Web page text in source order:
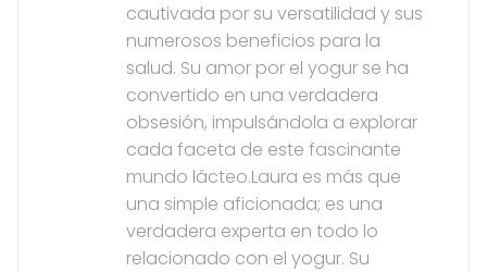
cautivada por su versatilidad y sus
numerosos beneficios para la
salud. Su amor por el yogur se ha
convertido en una verdadera
obsesión, impulsándola a explorar
cada faceta de este fascinante
mundo lácteo.Laura es más que
una simple aficionada; es una
verdadera experta en todo lo
relacionado con el yogur. Su